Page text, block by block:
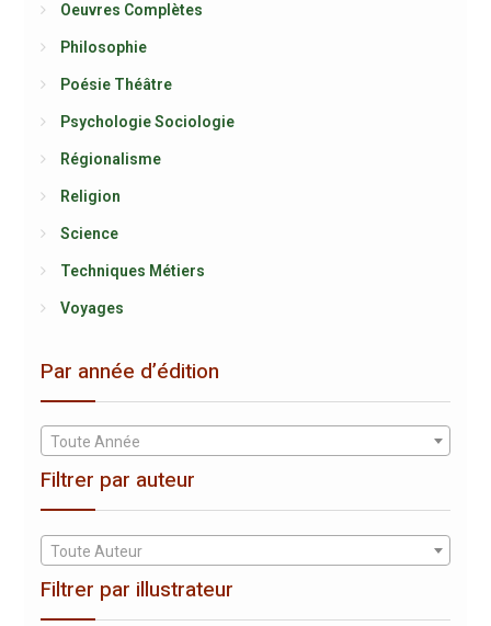
Oeuvres Complètes
Philosophie
Poésie Théâtre
Psychologie Sociologie
Régionalisme
Religion
Science
Techniques Métiers
Voyages
Par année d’édition
Toute Année
Filtrer par auteur
Toute Auteur
Filtrer par illustrateur